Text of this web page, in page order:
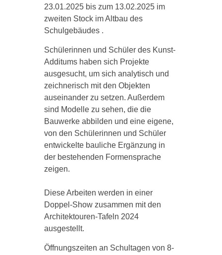
23.01.2025 bis zum 13.02.2025 im
zweiten Stock im Altbau des
Schulgebäudes .
Schülerinnen und Schüler des Kunst-
Additums haben sich Projekte
ausgesucht, um sich analytisch und
zeichnerisch mit den Objekten
auseinander zu setzen. Außerdem
sind Modelle zu sehen, die die
Bauwerke abbilden und eine eigene,
von den Schülerinnen und Schüler
entwickelte bauliche Ergänzung in
der bestehenden Formensprache
zeigen.
Diese Arbeiten werden in einer
Doppel-Show zusammen mit den
Architektouren-Tafeln 2024
ausgestellt.
Öffnungszeiten an Schultagen von 8-